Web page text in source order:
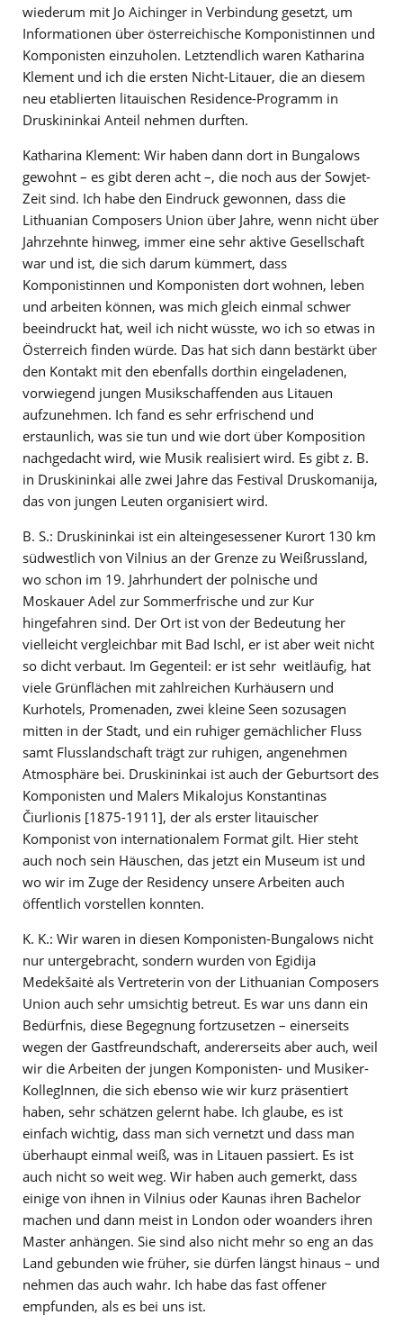
wiederum mit Jo Aichinger in Verbindung gesetzt, um
Informationen über österreichische Komponistinnen und
Komponisten einzuholen. Letztendlich waren Katharina
Klement und ich die ersten Nicht-Litauer, die an diesem
neu etablierten litauischen Residence-Programm in
Druskininkai Anteil nehmen durften.
Katharina Klement: Wir haben dann dort in Bungalows
gewohnt – es gibt deren acht –, die noch aus der Sowjet-
Zeit sind. Ich habe den Eindruck gewonnen, dass die
Lithuanian Composers Union über Jahre, wenn nicht über
Jahrzehnte hinweg, immer eine sehr aktive Gesellschaft
war und ist, die sich darum kümmert, dass
Komponistinnen und Komponisten dort wohnen, leben
und arbeiten können, was mich gleich einmal schwer
beeindruckt hat, weil ich nicht wüsste, wo ich so etwas in
Österreich finden würde. Das hat sich dann bestärkt über
den Kontakt mit den ebenfalls dorthin eingeladenen,
vorwiegend jungen Musikschaffenden aus Litauen
aufzunehmen. Ich fand es sehr erfrischend und
erstaunlich, was sie tun und wie dort über Komposition
nachgedacht wird, wie Musik realisiert wird. Es gibt z. B.
in Druskininkai alle zwei Jahre das Festival Druskomanija,
das von jungen Leuten organisiert wird.
B. S.: Druskininkai ist ein alteingesessener Kurort 130 km
südwestlich von Vilnius an der Grenze zu Weißrussland,
wo schon im 19. Jahrhundert der polnische und
Moskauer Adel zur Sommerfrische und zur Kur
hingefahren sind. Der Ort ist von der Bedeutung her
vielleicht vergleichbar mit Bad Ischl, er ist aber weit nicht
so dicht verbaut. Im Gegenteil: er ist sehr weitläufig, hat
viele Grünflächen mit zahlreichen Kurhäusern und
Kurhotels, Promenaden, zwei kleine Seen sozusagen
mitten in der Stadt, und ein ruhiger gemächlicher Fluss
samt Flusslandschaft trägt zur ruhigen, angenehmen
Atmosphäre bei. Druskininkai ist auch der Geburtsort des
Komponisten und Malers Mikalojus Konstantinas
Čiurlionis [1875-1911], der als erster litauischer
Komponist von internationalem Format gilt. Hier steht
auch noch sein Häuschen, das jetzt ein Museum ist und
wo wir im Zuge der Residency unsere Arbeiten auch
öffentlich vorstellen konnten.
K. K.: Wir waren in diesen Komponisten-Bungalows nicht
nur untergebracht, sondern wurden von Egidija
Medekšaitė als Vertreterin von der Lithuanian Composers
Union auch sehr umsichtig betreut. Es war uns dann ein
Bedürfnis, diese Begegnung fortzusetzen – einerseits
wegen der Gastfreundschaft, andererseits aber auch, weil
wir die Arbeiten der jungen Komponisten- und Musiker-
KollegInnen, die sich ebenso wie wir kurz präsentiert
haben, sehr schätzen gelernt habe. Ich glaube, es ist
einfach wichtig, dass man sich vernetzt und dass man
überhaupt einmal weiß, was in Litauen passiert. Es ist
auch nicht so weit weg. Wir haben auch gemerkt, dass
einige von ihnen in Vilnius oder Kaunas ihren Bachelor
machen und dann meist in London oder woanders ihren
Master anhängen. Sie sind also nicht mehr so eng an das
Land gebunden wie früher, sie dürfen längst hinaus – und
nehmen das auch wahr. Ich habe das fast offener
empfunden, als es bei uns ist.